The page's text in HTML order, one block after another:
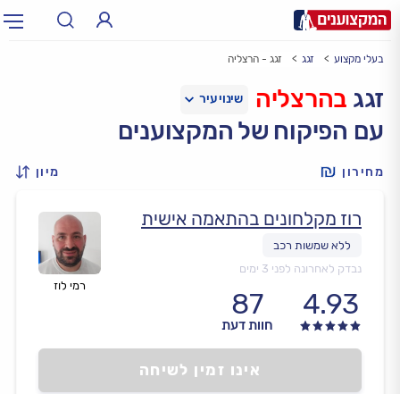
עירעיר: תל אביב, חיפה…
בעלי מקצוע זגג זגג - הרצליה
זגג בהרצליה
עם הפיקוח של המקצוענים
מחירון מיון
רמי לוז
רוז מקלחונים בהתאמה אישית
נבדק לאחרונה לפני 3 ימים
4.93
87
חוות דעת
אינו זמין לשיחה